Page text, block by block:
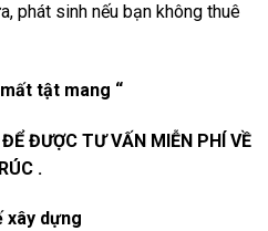
phát sinh nếu bạn không thuê
tật mang “
ĐƯỢC TƯ VẤN MIỄN PHÍ VỀ
.
xây dựng